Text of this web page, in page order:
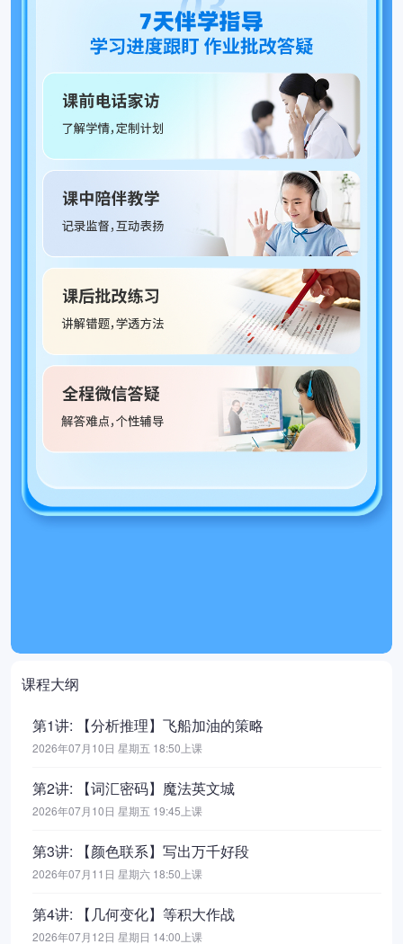
课程大纲
第1讲: 【分析推理】飞船加油的策略
2026年07月10日 星期五 18:50上课
第2讲: 【词汇密码】魔法英文城
2026年07月10日 星期五 19:45上课
第3讲: 【颜色联系】写出万千好段
2026年07月11日 星期六 18:50上课
第4讲: 【几何变化】等积大作战
2026年07月12日 星期日 14:00上课